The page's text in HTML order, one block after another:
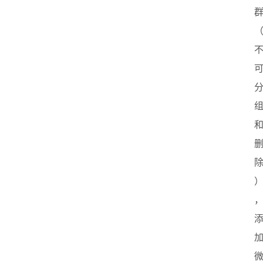
群
（
不
可
分
组
和
删
除
）
，
添
加
微